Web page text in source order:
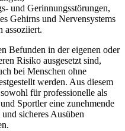
und Gerinnungsstörungen,
Gehirns und Nervensystems
assoziiert.
Befunden in der eigenen oder
Risiko ausgesetzt sind,
bei Menschen ohne
werden. Aus diesem
für professionelle als
Sportler eine zunehmende
sicheres Ausüben